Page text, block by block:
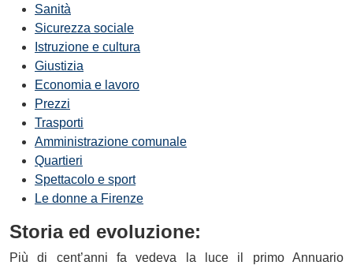
Sanità
Sicurezza sociale
Istruzione e cultura
Giustizia
Economia e lavoro
Prezzi
Trasporti
Amministrazione comunale
Quartieri
Spettacolo e sport
Le donne a Firenze
Storia ed evoluzione:
Più di cent’anni fa vedeva la luce il primo Annuario